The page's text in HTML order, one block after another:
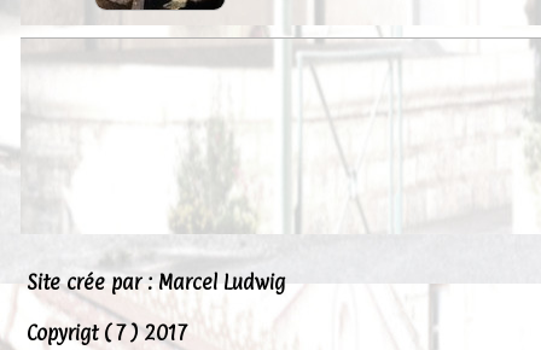
Cartes Postales-Anciennes et
Peintures
Site crée par : Marcel Ludwig
Copyrigt ( 7 ) 2017